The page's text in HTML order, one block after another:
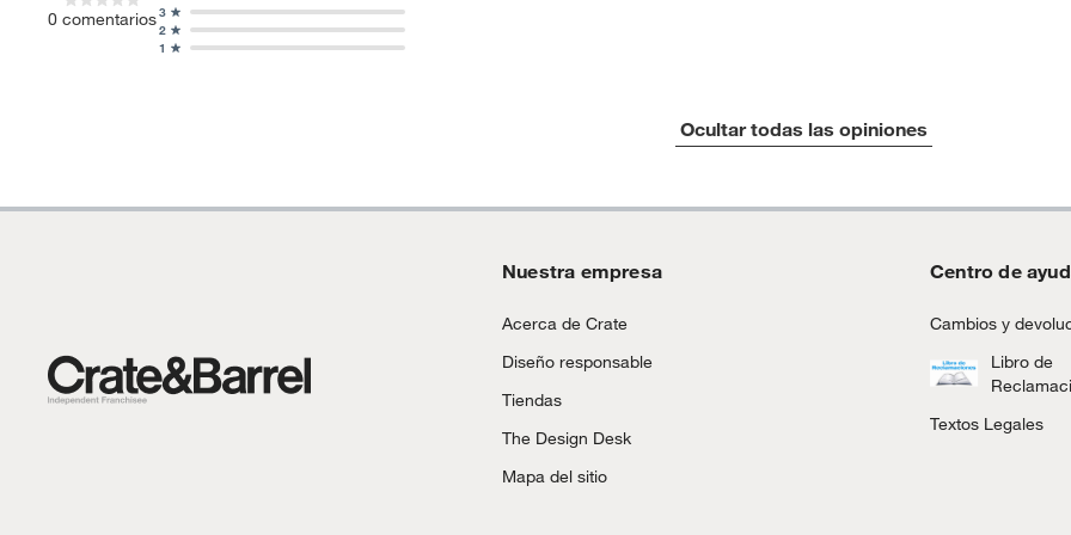
0 comentarios
1
2
3
Ocultar todas las opiniones
Nuestra empresa
Acerca de Crate
Diseño responsable
Tiendas
The Design Desk
Mapa del sitio
Centro de
Cambios y
Libro de
Textos Legales